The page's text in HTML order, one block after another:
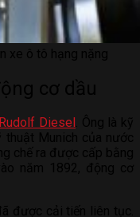
Rudolf Diesel